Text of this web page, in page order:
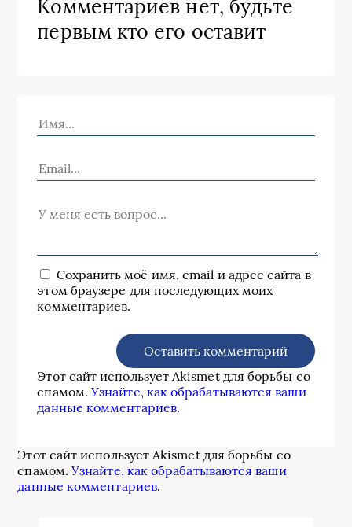
Комментариев нет, будьте
первым кто его оставит
Сохранить моё имя, email и адрес сайта в
этом браузере для последующих моих
комментариев.
Этот сайт использует Akismet для борьбы со
спамом.Узнайте, как обрабатываются ваши
данные комментариев.
Этот сайт использует Akismet для борьбы со
спамом.Узнайте, как обрабатываются ваши
данные комментариев.